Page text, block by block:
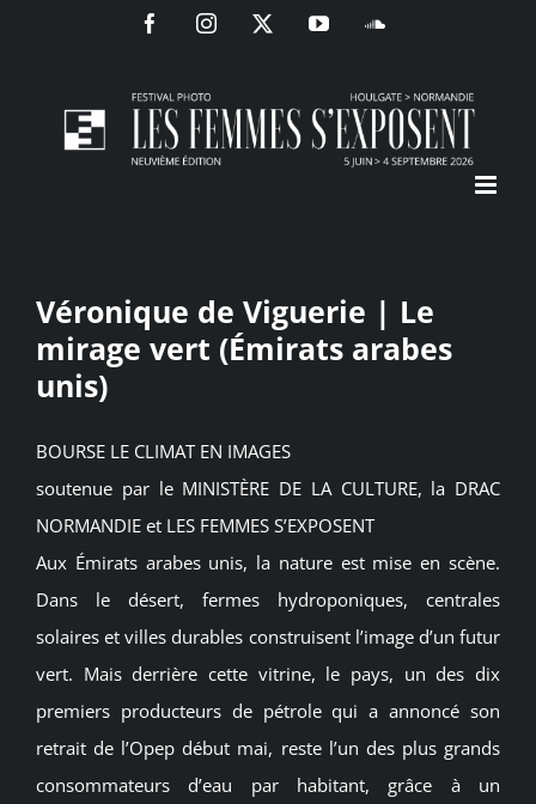
FacebookInstagram
X YouTubeSoundCloud
Véronique de Viguerie | Le
mirage vert (Émirats arabes
unis)
BOURSE LE CLIMAT EN IMAGES
soutenue par le MINISTÈRE DE LA CULTURE, la DRAC
NORMANDIE et LES FEMMES S’EXPOSENT
Aux Émirats arabes unis, la nature est mise en scène.
Dans le désert, fermes hydroponiques, centrales
solaires et villes durables construisent l’image d’un futur
vert. Mais derrière cette vitrine, le pays, un des dix
premiers producteurs de pétrole qui a annoncé son
retrait de l’Opep début mai, reste l’un des plus grands
consommateurs d’eau par habitant, grâce à un